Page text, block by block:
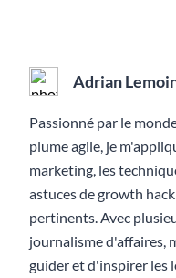
Adrian
Passionné par le
plume agile, je
marketing, les
astuces de growth
pertinents. Avec
journalisme d'affaires,
guider et d'inspirer les